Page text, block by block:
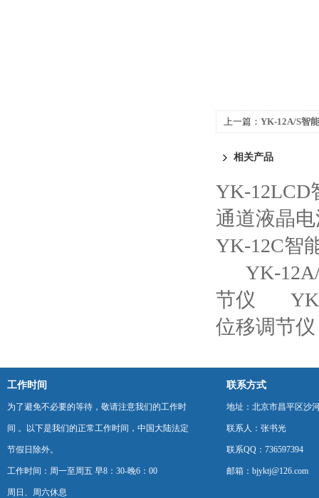
上一篇： YK-12A/S智
相关产品
YK-12LCD
通道液晶
YK-12C智
YK-
节仪
位移调节仪
工作时间
为了避免不必要的等待，敬请注意我们的工作时
间 。以下是我们的正常工作时间，中国大陆法定
节假日除外。
工作时间：周一至周五 早8：30-晚6：00
周日、周六休息
联系方式
地址：北京市昌平区沙
联系人：张书光
联系QQ：736597394
邮箱：bjyktj@126.com